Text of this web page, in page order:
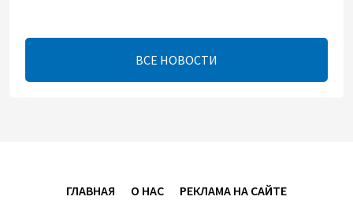
Цены на азербайджанскую нефть изменились
разнонаправленно
6 августа 2026
ВСЕ НОВОСТИ
ГЛАВНАЯ О НАС РЕКЛАМА НА САЙТЕ